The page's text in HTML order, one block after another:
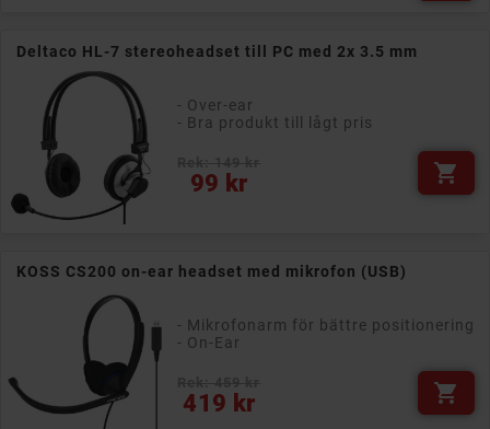
Deltaco HL-7 stereoheadset till PC med 2x 3.5 mm
- Over-ear
- Bra produkt till lågt pris
99 kr
Pris 
KOSS CS200 on-ear headset med mikrofon (USB)
- Mikrofonarm för bättre positionering
- On-Ear
419 kr
Pris 